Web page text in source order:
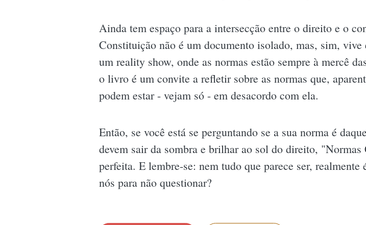
Ainda tem espaço para a intersecção entre o direito e o
Constituição não é um documento isolado, mas, sim,
um reality show, onde as normas estão sempre à mercê
o livro é um convite a refletir sobre as normas que,
podem estar - vejam só - em desacordo com ela.
Então, se você está se perguntando se a sua norma é
devem sair da sombra e brilhar ao sol do direito,
perfeita. E lembre-se: nem tudo que parece ser,
nós para não questionar?